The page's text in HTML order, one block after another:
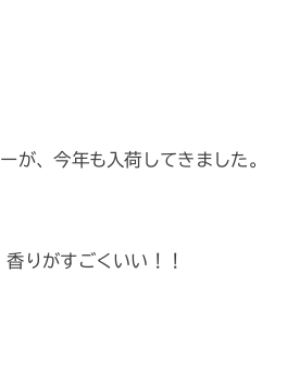
が、今年も入荷してきました。
りがすごくいい！！